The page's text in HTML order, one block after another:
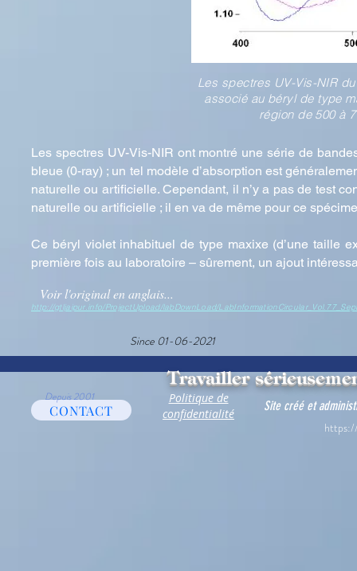
Les spectres UV-Vis-NIR
associé au béryl de type
région de 500 à
Les spectres UV-Vis-NIR ont montré une série de
bleue (0-ray) ; un tel modèle d’absorption est
naturelle ou artificielle. Cependant, il n’y a pas de test
naturelle ou artificielle ; il en va de même pour ce
Ce béryl violet inhabituel de type maxixe (d’une taille
première fois au laboratoire – sûrement, un ajout
Voir l'original en anglais...
http://gtljaipur.info/ProjectUpload/labDownLoad/
Since 01-06-2021
CONTACT
Travailler
Politique de
confidentialité
Site créé et
Depuis 2001